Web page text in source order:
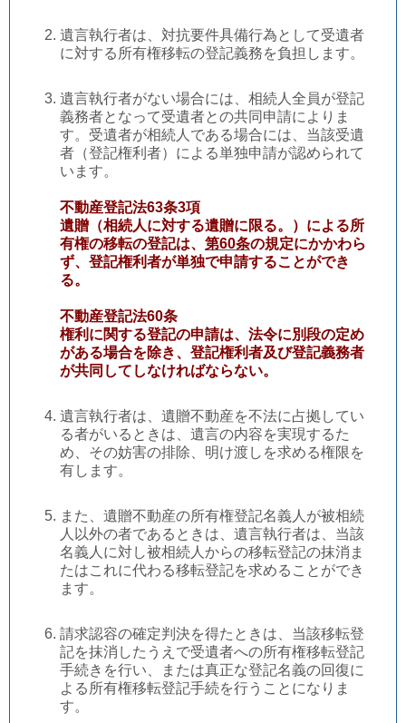
遺言執行者は、対抗要件具備行為として受遺者
に対する所有権移転の登記義務を負担します。
遺言執行者がない場合には、相続人全員が登記
義務者となって受遺者との共同申請によりま
す。受遺者が相続人である場合には、当該受遺
者（登記権利者）による単独申請が認められて
います。
不動産登記法63条3項
遺贈（相続人に対する遺贈に限る。）による所
有権の移転の登記は、 第60条の規定にかかわら
ず、登記権利者が単独で申請することができ
る。
不動産登記法60条
権利に関する登記の申請は、法令に別段の定め
がある場合を除き、登記権利者及び登記義務者
が共同してしなければならない。
遺言執行者は、遺贈不動産を不法に占拠してい
る者がいるときは、遺言の内容を実現するた
め、その妨害の排除、明け渡しを求める権限を
有します。
また、遺贈不動産の所有権登記名義人が被相続
人以外の者であるときは、遺言執行者は、当該
名義人に対し被相続人からの移転登記の抹消ま
たはこれに代わる移転登記を求めることができ
ます。
請求認容の確定判決を得たときは、当該移転登
記を抹消したうえで受遺者への所有権移転登記
手続きを行い、または真正な登記名義の回復に
よる所有権移転登記手続を行うことになりま
す。